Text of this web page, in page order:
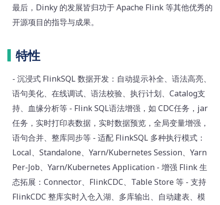
最后，Dinky 的发展皆归功于 Apache Flink 等其他优秀的
开源项目的指导与成果。
特性
- 沉浸式 FlinkSQL 数据开发：自动提示补全、语法高亮、
语句美化、在线调试、语法校验、执行计划、Catalog支
持、血缘分析等 - Flink SQL语法增强，如 CDC任务，jar
任务，实时打印表数据，实时数据预览，全局变量增强，
语句合并、整库同步等 - 适配 FlinkSQL 多种执行模式：
Local、Standalone、Yarn/Kubernetes Session、Yarn
Per-Job、Yarn/Kubernetes Application - 增强 Flink 生
态拓展：Connector、FlinkCDC、Table Store 等 - 支持
FlinkCDC 整库实时入仓入湖、多库输出、自动建表、模